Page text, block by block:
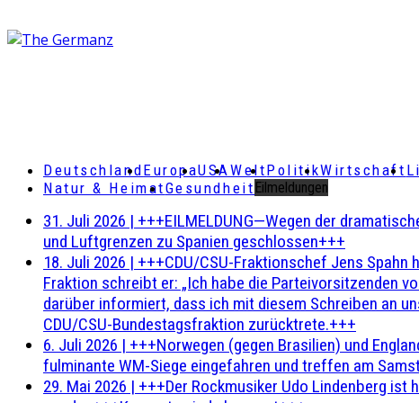
DeutschlandEuropaUSAWeltPolitikWirtschaft
Natur & HeimatGesundheit Eilmeldungen
31. Juli 2026 | +++EILMELDUNG—Wegen der
und Luftgrenzen zu Spanien geschlossen+++
18. Juli 2026 | +++CDU/CSU-Fraktionschef Jens
Fraktion schreibt er: „Ich habe die Parteivorsitzenden
darüber informiert, dass ich mit diesem Schreiben an
CDU/CSU-Bundestagsfraktion zurücktrete.+++
6. Juli 2026 | +++Norwegen (gegen Brasilien) und
fulminante WM-Siege eingefahren und treffen am
29. Mai 2026 | +++Der Rockmusiker Udo Lindenberg ist